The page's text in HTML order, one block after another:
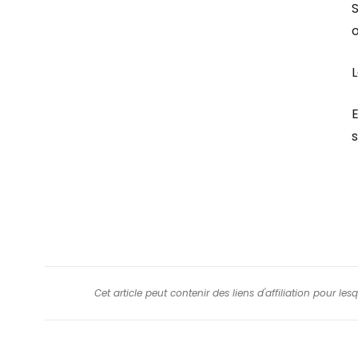
Cet article peut contenir des liens d'affiliation pour